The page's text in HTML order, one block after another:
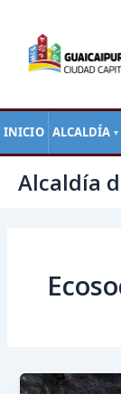
INICIO ALCALDÍA ▼
contenido
Alcaldía
de